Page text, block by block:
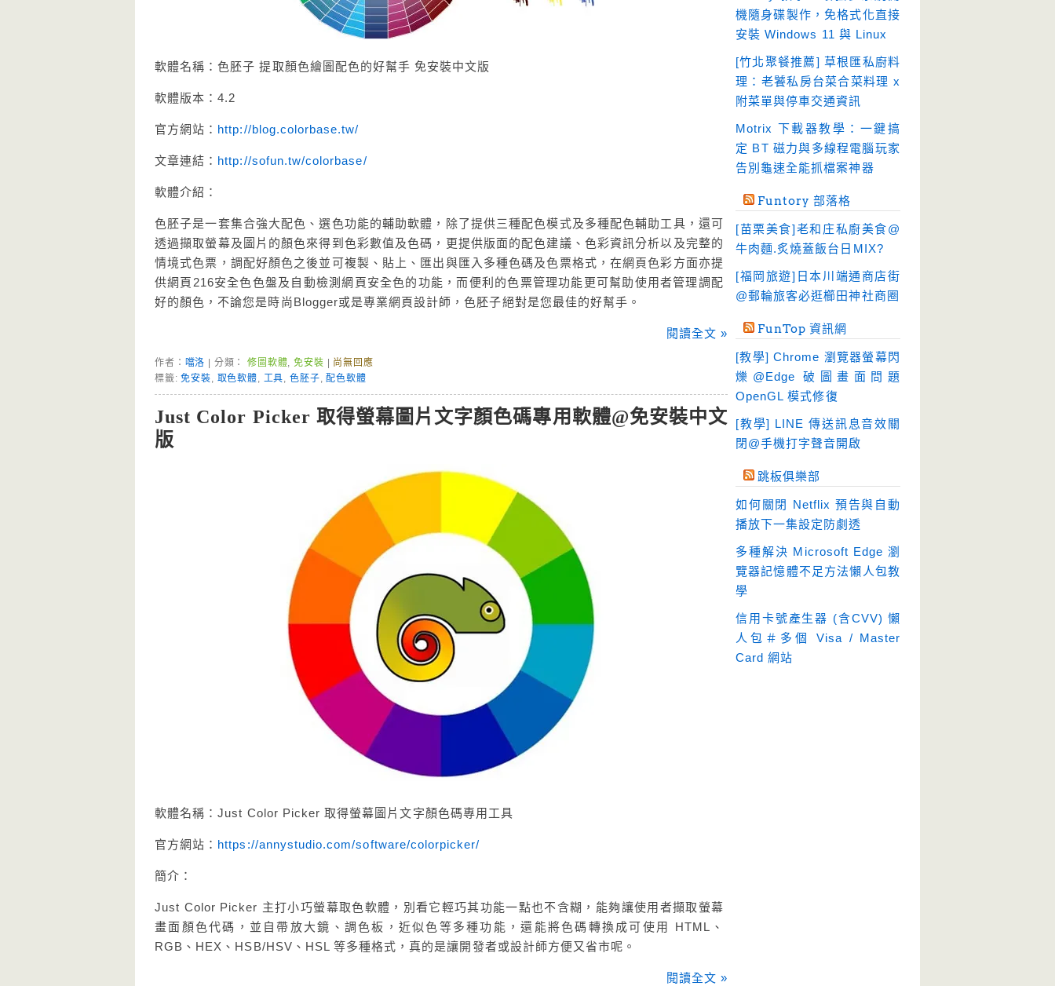
軟體名稱：色胚子 提取顏色繪圖配色的好幫手 免安裝中文版
軟體版本：4.2
官方網站： http://blog.colorbase.tw/
文章連結： http://sofun.tw/colorbase/
軟體介紹：
色胚子是一套集合強大配色、選色功能的輔助軟體，除了提供三種配色模式及多種配色輔助工具，還可
透過擷取螢幕及圖片的顏色來得到色彩數值及色碼，更提供版面的配色建議、色彩資訊分析以及完整的
情境式色票，調配好顏色之後並可複製、貼上、匯出與匯入多種色碼及色票格式，在網頁色彩方面亦提
供網頁216安全色色盤及自動檢測網頁安全色的功能，而便利的色票管理功能更可幫助使用者管理調配
好的顏色，不論您是時尚Blogger或是專業網頁設計師，色胚子絕對是您最佳的好幫手。
閱讀全文 »
作者： 噹洛 | 分類：修圖軟體,免安裝
尚無回應
標籤:免安裝, 取色軟體, 工具,色胚子,配色軟體
Just Color Picker 取得螢幕圖片文字顏色碼專用軟體@免安裝中文
版
軟體名稱：Just Color Picker 取得螢幕圖片文字顏色碼專用工具
官方網站： https://annystudio.com/software/colorpicker/
簡介：
Just Color Picker 主打小巧螢幕取色軟體，別看它輕巧其功能一點也不含糊，能夠讓使用者擷取螢幕
畫面顏色代碼，並自帶放大鏡、調色板，近似色等多種功能，還能將色碼轉換成可使用 HTML、
RGB、HEX、HSB/HSV、HSL 等多種格式，真的是讓開發者或設計師方便又省市呢。
閱讀全文 »
壓縮軟體 (9)
安全防護 (60)
影音播放 (52)
影音轉檔 (81)
教育學習 (23)
文書工具 (92)
畫面擷取 (36)
看圖程式 (17)
硬碟工具 (65)
系統工具 (245)
(198)
翻譯軟體 (4)
輸入法 (4)
機隨身碟製作，免格式化直接
安裝 Windows 11 與 Linux
[竹北聚餐推薦] 草根匯私廚料
理：老饕私房台菜合菜料理 x
附菜單與停車交通資訊
Motrix 下載器教學：一鍵搞
定 BT 磁力與多線程電腦玩家
告別龜速全能抓檔案神器
Funtory 部落格
[苗栗美食]老和庄私廚美食@
牛肉麵.炙燒蓋飯台日MIX?
[福岡旅遊]日本川端通商店街
@郵輪旅客必逛櫛田神社商圈
FunTop 資訊網
[教學] Chrome 瀏覽器螢幕閃
爍@Edge 破圖畫面問題
OpenGL 模式修復
[教學] LINE 傳送訊息音效關
閉@手機打字聲音開啟
跳板俱樂部
如何關閉 Netflix 預告與自動
播放下一集設定防劇透
多種解決 Microsoft Edge 瀏
覽器記憶體不足方法懶人包教
學
信用卡號產生器 (含CVV) 懶
人包＃多個 Visa / Master
Card 網站